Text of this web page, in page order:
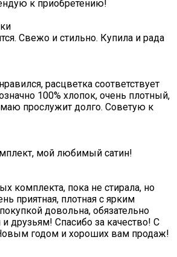
к приобретению!
Свежо и стильно. Купила и рада
расцветка соответствует
100% хлопок, очень плотный,
прослужит долго. Советую к
мой любимый сатин!
комплекта, пока не стирала, но
приятная, плотная с ярким
довольна, обязательно
друзьям! Спасибо за качество! С
годом и хороших вам продаж!